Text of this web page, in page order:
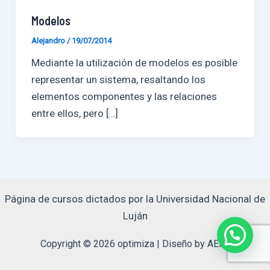
Modelos
Alejandro / 19/07/2014
Mediante la utilización de modelos es posible
representar un sistema, resaltando los
elementos componentes y las relaciones
entre ellos, pero […]
Página de cursos dictados por la Universidad Nacional de
Luján
Copyright © 2026 optimiza | Diseño by AERo